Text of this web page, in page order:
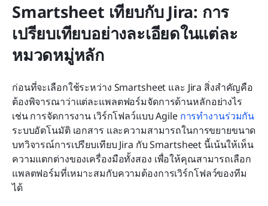
Smartsheet เทียบกับ Jira: การ
เปรียบเทียบอย่างละเอียดในแต่ละ
หมวดหมู่หลัก
ก่อนที่จะเลือกใช้ระหว่าง Smartsheet และ Jira สิ่งสำคัญคือ
ต้องพิจารณาว่าแต่ละแพลตฟอร์มจัดการด้านหลักอย่างไร
เช่น การจัดการงาน เวิร์กโฟลว์แบบ Agile การทำงานร่วมกัน
ระบบอัตโนมัติ เอกสาร และความสามารถในการขยายขนาด
บทวิจารณ์การเปรียบเทียบ Jira กับ Smartsheet นี้เน้นให้เห็น
ความแตกต่างของเครื่องมือทั้งสอง เพื่อให้คุณสามารถเลือก
แพลตฟอร์มที่เหมาะสมกับความต้องการเวิร์กโฟลว์ของทีม
ได้